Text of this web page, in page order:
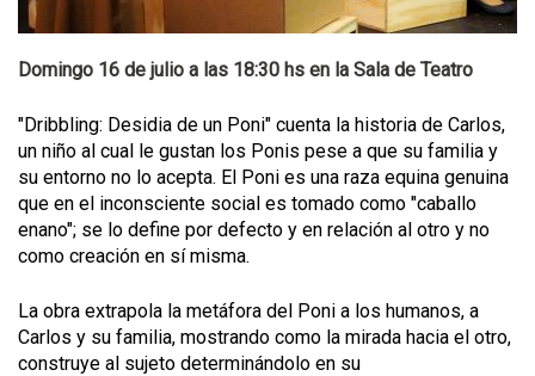
Domingo 16 de julio a las 18:30 hs en la Sala de Teatro
"Dribbling: Desidia de un Poni" cuenta la historia de Carlos,
un niño al cual le gustan los Ponis pese a que su familia y
su entorno no lo acepta. El Poni es una raza equina genuina
que en el inconsciente social es tomado como "caballo
enano"; se lo define por defecto y en relación al otro y no
como creación en sí misma.
La obra extrapola la metáfora del Poni a los humanos, a
Carlos y su familia, mostrando como la mirada hacia el otro,
construye al sujeto determinándolo en su